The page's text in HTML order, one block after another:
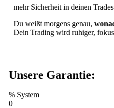
mehr Sicherheit in deinen Trades
Du weißt morgens genau,
Dein Trading wird ruhiger,
Unsere Garantie:
% System
0